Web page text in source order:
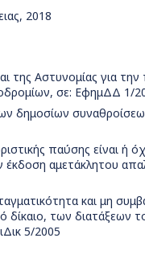
2018
Αστυνομίας για
σε: ΕφημΔΔ 1/
δημοσίων
παύσης είναι ή
έκδοση αμετάκλητου
και μη
δίκαιο, των
5/2005